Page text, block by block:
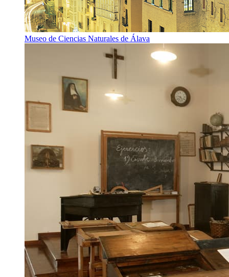
Museo de Ciencias Naturales de Álava